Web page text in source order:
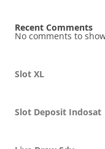
Recent Comments
No comments to
Slot XL
Slot Deposit Indosat